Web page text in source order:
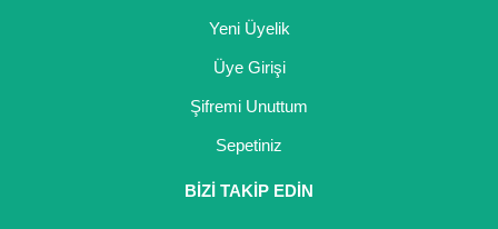
Yeni Üyelik
Üye Girişi
Şifremi Unuttum
Sepetiniz
BİZİ TAKİP EDİN